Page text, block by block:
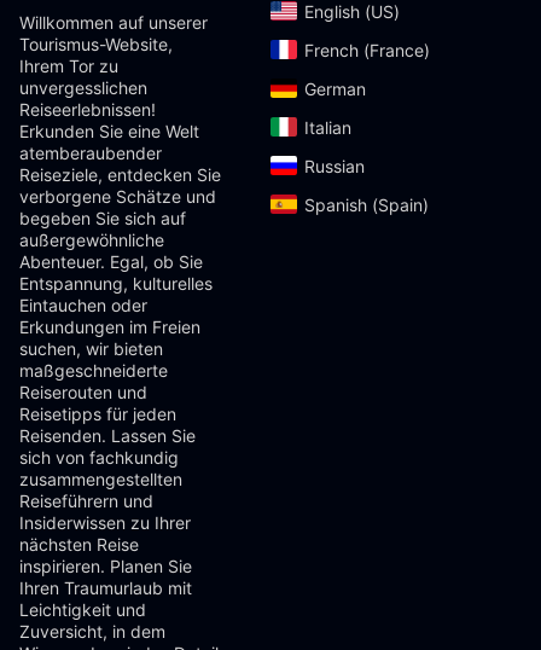
Willkommen auf unserer
Tourismus-Website,
Ihrem Tor zu
unvergesslichen
Reiseerlebnissen!
Erkunden Sie eine Welt
atemberaubender
Reiseziele, entdecken Sie
verborgene Schätze und
begeben Sie sich auf
außergewöhnliche
Abenteuer. Egal, ob Sie
Entspannung, kulturelles
Eintauchen oder
Erkundungen im Freien
suchen, wir bieten
maßgeschneiderte
Reiserouten und
Reisetipps für jeden
Reisenden. Lassen Sie
sich von fachkundig
zusammengestellten
Reiseführern und
Insiderwissen zu Ihrer
nächsten Reise
inspirieren. Planen Sie
Ihren Traumurlaub mit
Leichtigkeit und
Zuversicht, in dem
English (US)‎
French (France)‎
German‎
Italian‎
Russian‎
Spanish (Spain)‎